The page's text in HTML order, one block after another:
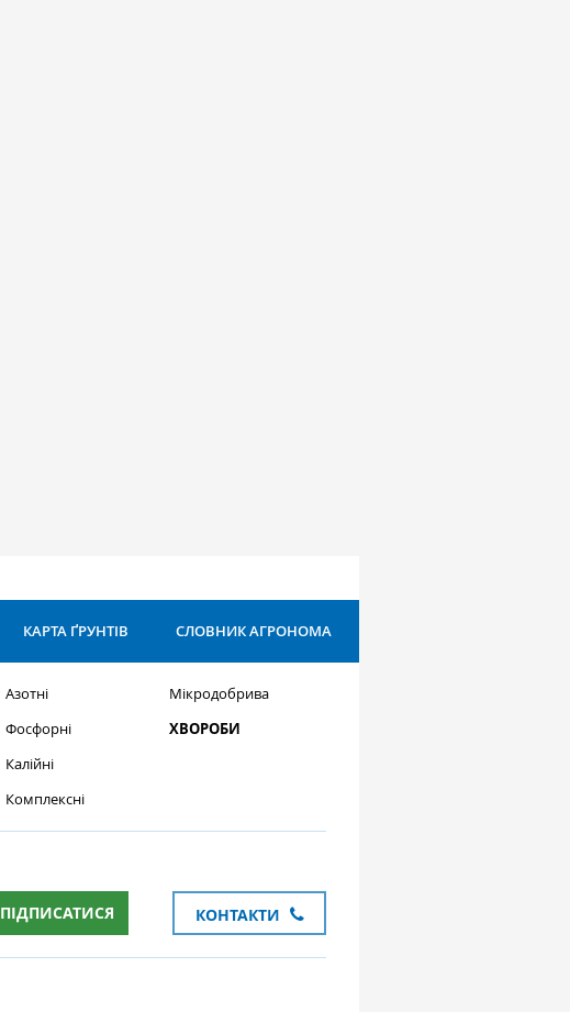
КАРТА ҐРУНТІВ СЛОВНИК АГРОНОМА
Азотні
Фосфорні
Калійні
Комплексні
Мікродобрива
ХВОРОБИ
ПІДПИСАТИСЯ КОНТАКТИ